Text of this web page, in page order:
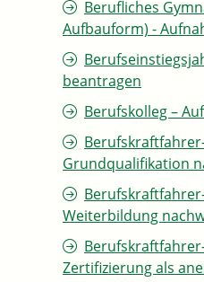
Berufliches
Aufbauform) -
beantragen
Berufskolleg –
Grundqualifikation
Weiterbildung
Zertifizierung als